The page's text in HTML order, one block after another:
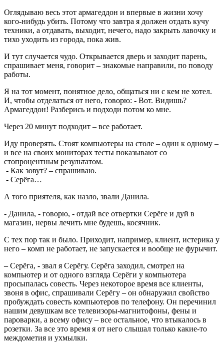
Оглядываю весь этот армагеддон и впервые в жизни хочу
кого-нибудь убить. Потому что завтра я должен отдать кучу
техники, а отдавать, выходит, нечего, надо закрыть лавочку и
тихо уходить из города, пока жив.
И тут случается чудо. Открывается дверь и заходит парень,
спрашивает меня, говорит – знакомые направили, по поводу
работы.
Я на тот момент, понятное дело, общаться ни с кем не хотел.
И, чтобы отделаться от него, говорю: - Вот. Видишь?
Армагеддон! Разберись и подходи потом ко мне.
Через 20 минут подходит – все работает.
Иду проверять. Стоят компьютеры на столе – один к одному –
и все на своих мониторах тесты показывают со
стопроцентным результатом.
- Как зовут? – спрашиваю.
- Серёга…
А того приятеля, как назло, звали Данила.
- Данила, - говорю, - отдай все отвертки Серёге и дуй в
магазин, нервы лечить мне будешь, косячник.
С тех пор так и было. Приходит, например, клиент, истерика у
него – комп не работает, не запускается и вообще не фурычит.
– Серёга, - звал я Серёгу. Серёга заходил, смотрел на
компьютер и от одного взгляда Серёги у компьютера
просыпалась совесть. Через некоторое время все клиенты,
звоня в офис, спрашивали Серёгу – он обнаружил свойство
пробуждать совесть компьютеров по телефону. Он перечинил
нашим девушкам все телевизоры-магнитофоны, фены и
пароварки, а всему офису – все остальное, что втыкалось в
розетки. За все это время я от него слышал только какие-то
междометия и ухмылки.